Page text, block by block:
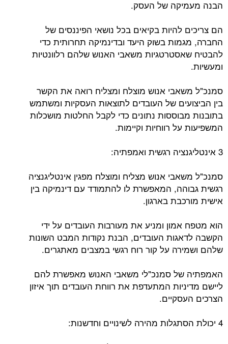
הבנה מעמיקה של העסק.
הם צריכים להיות בקיאים בכל נושאי הפיננסים של
החברה, מגמות בשוק היעד ובדינמיקה תחרותית כדי
להבטיח שאסטרטגיות משאבי האנוש שלהם רלוונטיות
ומעשיות.
סמנכ"ל משאבי אנוש מוצלח ומצליח רואה את הקשר
בין הביצועים של העובדים לתוצאות העסקיות ומשתמש
בתובנות מבוססות נתונים כדי לקבל החלטות מושכלות
המשפיעות על רווחיות וקיימות.
3 אינטליגנציה רגשית ואמפתיה:
סמנכ"ל משאבי אנוש מצליח ומוצלח מפגין אינטליגנציה
רגשית גבוהה, המאפשרת לו להתמודד עם דינמיקה בין
אישית מורכבת בארגון.
הוא מטפח אמון ומניע את מעורבות העובדים על ידי
הקשבה לדאגות העובדים, הבנת נקודות המבט השונות
שלהם ושמירה על קור רוח רגשי במצבים מאתגרים.
האמפתיה של סמנכ"לי משאבי האנוש מאפשרת להם
ליישם מדיניות המתעדפת את רווחת העובדים תוך איזון
הצרכים העסקיים.
4 יכולת הסתגלות מהירה לשינויים וחדשנות: